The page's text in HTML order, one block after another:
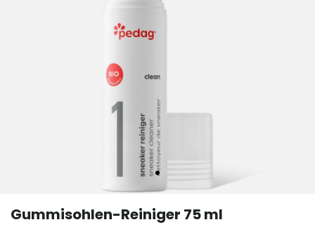
Gummisohlen-Reiniger 75 ml